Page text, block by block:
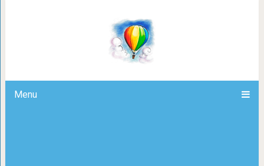
Menu
Почему всем 20-летним стоит